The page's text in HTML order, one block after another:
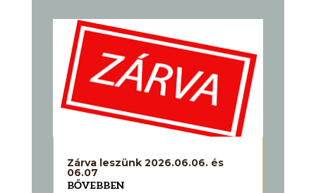
Zárva leszünk 2026.06.06. és
06.07
BŐVEBBEN